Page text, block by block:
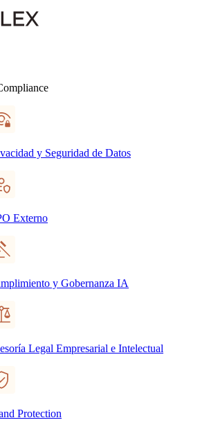
y Seguridad de Datos
Externo
y Gobernanza IA
Legal Empresarial e Intelectual
Protection